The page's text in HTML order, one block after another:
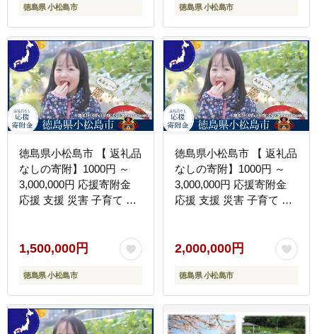
世代 応援 プロジェクト
子供 応援寄付
徳島県 小松島市
世代 応援 プロジェクト
子供 応援寄付
徳島県 小松島市
徳島県小松島市 【 返礼品
なしの寄附】1000円 ～
3,000,000円 応援寄附金
応援 支援 災害 子育て 1
付 南海トラフ 巨大 地震
世代 応援 プロジェクト
子供 応援寄付
1,500,000円
徳島県 小松島市
徳島県小松島市 【 返礼品
なしの寄附】1000円 ～
3,000,000円 応援寄附金
応援 支援 災害 子育て 1
付 南海トラフ 巨大 地震
世代 応援 プロジェクト
子供 応援寄付
2,000,000円
徳島県 小松島市